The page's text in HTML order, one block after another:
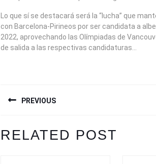
Lo que sí se destacará será la “lucha” que
con Barcelona-Pirineos por ser candidata a
2022, aprovechando las Olímpiadas de
de salida a las respectivas candidaturas…
DE
ENTRADAS
PREVIOUS
post:
RELATED POST